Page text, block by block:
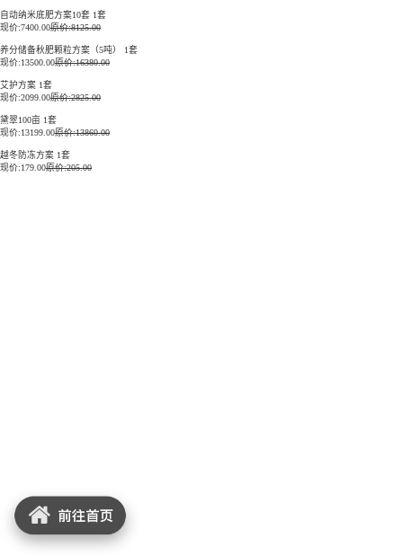
自动纳米底肥方案10套 1套
现价:7400.00原价:8125.00
养分储备秋肥颗粒方案（5吨） 1套
现价:13500.00原价:16380.00
艾护方案 1套
现价:2099.00原价:2825.00
黛翠100亩 1套
现价:13199.00原价:13860.00
越冬防冻方案 1套
现价:179.00原价:205.00